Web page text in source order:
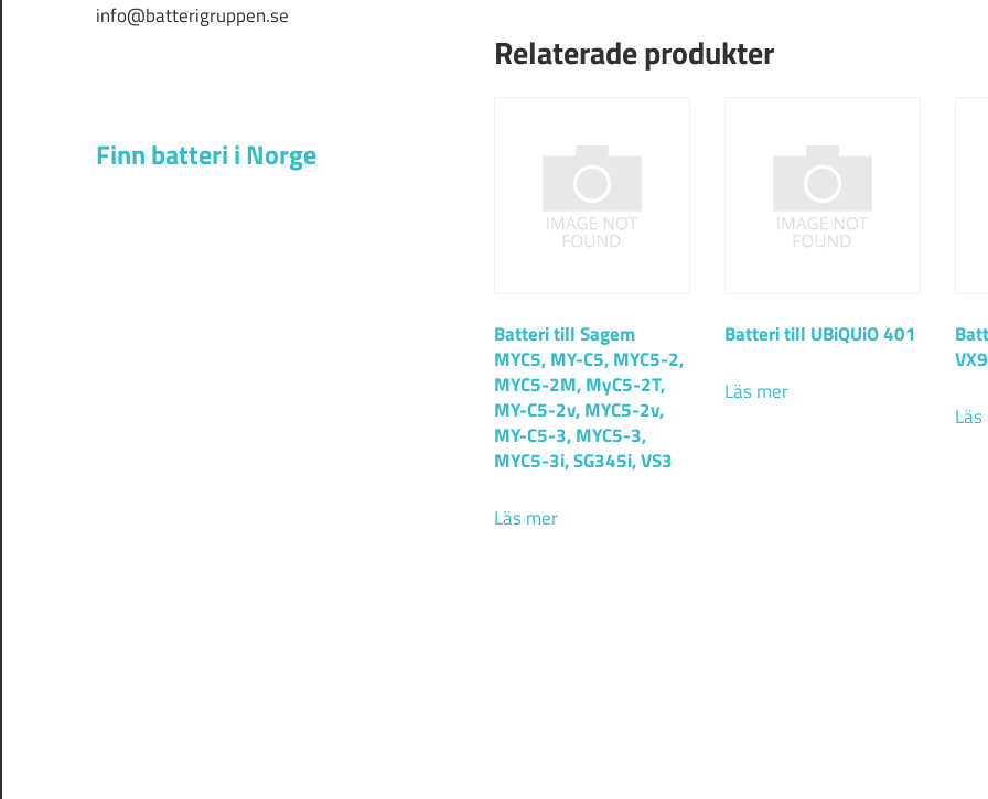
Relaterade produkter
Batteri till Sagem
MYC5, MY-C5, MYC5-2,
MYC5-2M, MyC5-2T,
MY-C5-2v, MYC5-2v,
MY-C5-3, MYC5-3,
MYC5-3i, SG345i, VS3
Läs mer
Batteri till UBiQUiO 401
Läs mer
info@batterigruppen.se
Finn batteri i Norge